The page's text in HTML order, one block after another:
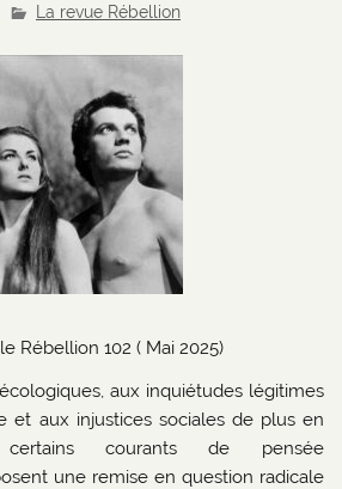
La revue Rébellion
Rébellion 102 ( Mai 2025)
aux inquiétudes légitimes
et aux injustices sociales de plus en
courants de pensée
une remise en question radicale